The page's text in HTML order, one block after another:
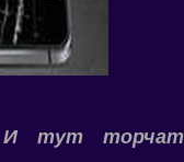
И тут торчат